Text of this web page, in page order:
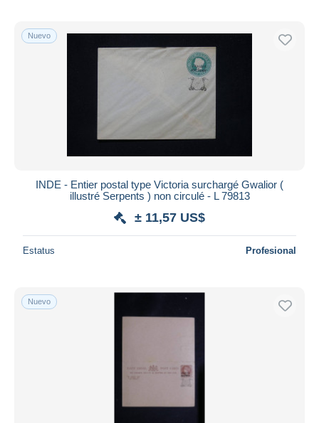
Nuevo
INDE - Entier postal type Victoria surchargé Gwalior (
illustré Serpents ) non circulé - L 79813
± 11,57 US$
Estatus Profesional
Nuevo